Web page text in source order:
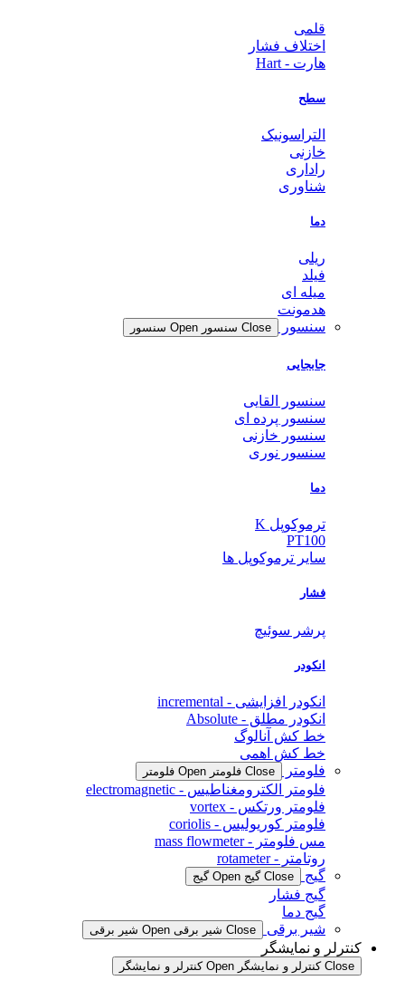
قلمی
اختلاف فشار
هارت - Hart
سطح
التراسونیک
خازنی
راداری
شناوری
دما
ریلی
فیلد
میله ای
هدمونت
سنسور
Close سنسور Open سنسور
جابجایی
سنسور القایی
سنسور پرده ای
سنسور خازنی
سنسور نوری
دما
ترموکوپل K
PT100
سایر ترموکوپل ها
فشار
پرشر سوئیچ
انکودر
انکودر افزایشی - incremental
انکودر مطلق - Absolute
خط کش آنالوگ
خط کش اهمی
فلومتر
Close فلومتر Open فلومتر
فلومتر الکترومغناطیس - electromagnetic
فلومتر ورتکس - vortex
فلومتر کوریولیس - coriolis
مس فلومتر - mass flowmeter
روتامتر - rotameter
گیج
Close گیج Open گیج
گیج فشار
گیج دما
شیر برقی
Close شیر برقی Open شیر برقی
کنترلر و نمایشگر
Close کنترلر و نمایشگر Open کنترلر و نمایشگر